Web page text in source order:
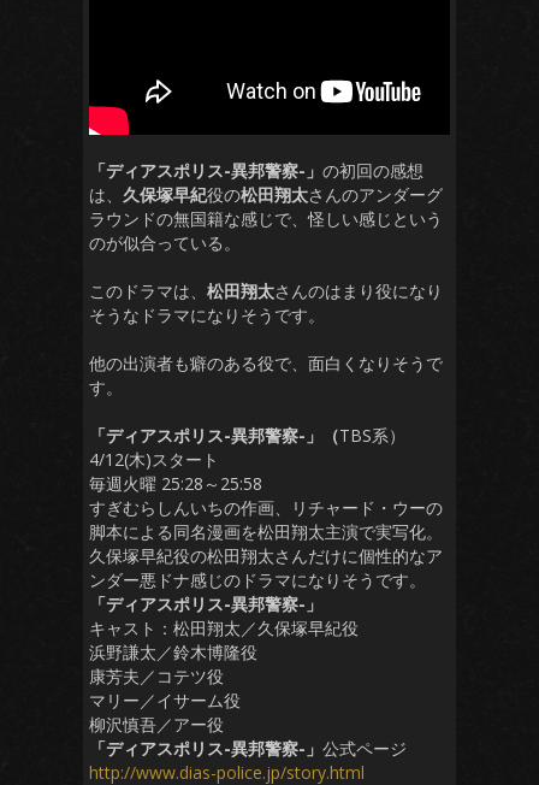
「ディアスポリス-異邦警察-」 の初回の感想
は、 久保塚早紀役の松田翔太さんのアンダーグ
ラウンドの無国籍な感じで、怪しい感じという
のが似合っている。
このドラマは、 松田翔太さんのはまり役になり
そうなドラマになりそうです。
他の出演者も癖のある役で、面白くなりそうで
す。
「ディアスポリス-異邦警察-」（TBS系）
4/12(木)スタート
毎週火曜 25:28～25:58
すぎむらしんいちの作画、リチャード・ウーの
脚本による同名漫画を松田翔太主演で実写化。
久保塚早紀役の松田翔太さんだけに個性的なア
ンダー悪ドナ感じのドラマになりそうです。
「ディアスポリス-異邦警察-」
キャスト：松田翔太／久保塚早紀役
浜野謙太／鈴木博隆役
康芳夫／コテツ役
マリー／イサーム役
柳沢慎吾／アー役
「ディアスポリス-異邦警察-」 公式ページ
http://www.dias-police.jp/story.html